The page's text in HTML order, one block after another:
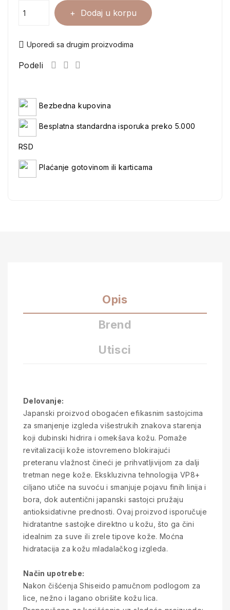
Dodaj u korpu
Uporedi sa drugim proizvodima
Podeli
Bezbedna kupovina
Besplatna standardna isporuka preko 5.000
RSD
Plaćanje gotovinom ili karticama
Opis
Brend
Utisci
Delovanje:
Japanski proizvod obogaćen efikasnim sastojcima
za smanjenje izgleda višestrukih znakova starenja
koji dubinski hidrira i omekšava kožu. Pomaže
revitalizaciji kože istovremeno blokirajući
preteranu vlažnost čineći je prihvatljivijom za dalji
tretman nege kože. Ekskluzivna tehnologija VP8+
ciljano utiče na suvoću i smanjuje pojavu finih linija i
bora, dok autentični japanski sastojci pružaju
antioksidativne prednosti. Ovaj proizvod isporučuje
hidratantne sastojke direktno u kožu, što ga čini
idealnim za suve ili zrele tipove kože. Moćna
hidratacija za kožu mladalačkog izgleda.
Način upotrebe:
Nakon čišćenja Shiseido pamučnom podlogom za
lice, nežno i lagano obrišite kožu lica.